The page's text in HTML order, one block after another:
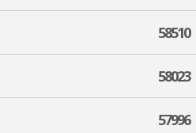
58510
58023
57996